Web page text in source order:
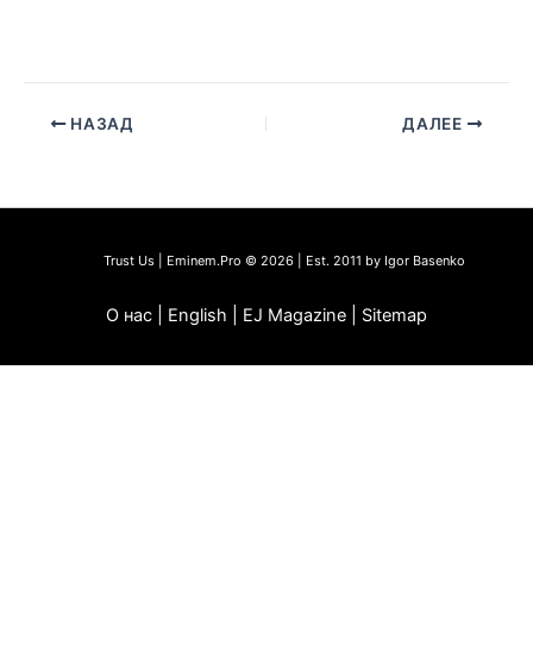
НАЗАД ДАЛЕЕ
Trust Us | Eminem.Pro © 2026 | Est. 2011 by Igor Basenko
О нас | English | EJ Magazine | Sitemap